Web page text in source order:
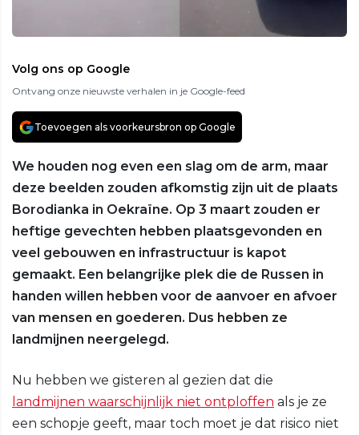
Volg ons op Google
Ontvang onze nieuwste verhalen in je Google-feed
Toevoegen als voorkeursbron op Google
We houden nog even een slag om de arm, maar
deze beelden zouden afkomstig zijn uit de plaats
Borodianka in Oekraïne. Op 3 maart zouden er
heftige gevechten hebben plaatsgevonden en
veel gebouwen en infrastructuur is kapot
gemaakt. Een belangrijke plek die de Russen in
handen willen hebben voor de aanvoer en afvoer
van mensen en goederen. Dus hebben ze
landmijnen neergelegd.
Nu hebben we gisteren al gezien dat die
landmijnen waarschijnlijk niet ontploffen als je ze
een schopje geeft, maar toch moet je dat risico niet